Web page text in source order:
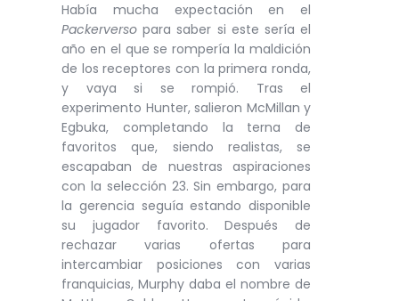
Había mucha expectación en el
Packerversopara saber si este sería el
año en el que se rompería la maldición
de los receptores con la primera ronda,
y vaya si se rompió. Tras el
experimento Hunter, salieron McMillan y
Egbuka, completando la terna de
favoritos que, siendo realistas, se
escapaban de nuestras aspiraciones
con la selección 23. Sin embargo, para
la gerencia seguía estando disponible
su jugador favorito. Después de
rechazar varias ofertas para
intercambiar posiciones con varias
franquicias, Murphy daba el nombre de